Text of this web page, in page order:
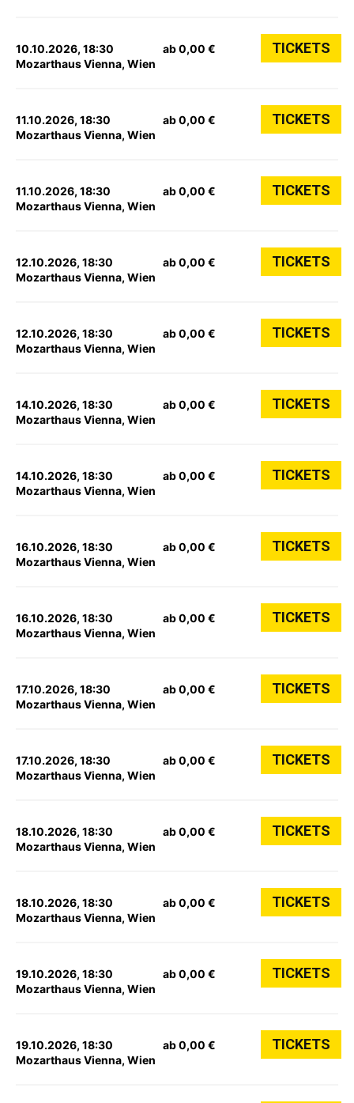
10.10.2026, 18:30
Mozarthaus Vienna, Wien
ab 0,00 € TICKETS
11.10.2026, 18:30
Mozarthaus Vienna, Wien
ab 0,00 € TICKETS
11.10.2026, 18:30
Mozarthaus Vienna, Wien
ab 0,00 € TICKETS
12.10.2026, 18:30
Mozarthaus Vienna, Wien
ab 0,00 € TICKETS
12.10.2026, 18:30
Mozarthaus Vienna, Wien
ab 0,00 € TICKETS
14.10.2026, 18:30
Mozarthaus Vienna, Wien
ab 0,00 € TICKETS
14.10.2026, 18:30
Mozarthaus Vienna, Wien
ab 0,00 € TICKETS
16.10.2026, 18:30
Mozarthaus Vienna, Wien
ab 0,00 € TICKETS
16.10.2026, 18:30
Mozarthaus Vienna, Wien
ab 0,00 € TICKETS
17.10.2026, 18:30
Mozarthaus Vienna, Wien
ab 0,00 € TICKETS
17.10.2026, 18:30
Mozarthaus Vienna, Wien
ab 0,00 € TICKETS
18.10.2026, 18:30
Mozarthaus Vienna, Wien
ab 0,00 € TICKETS
18.10.2026, 18:30
Mozarthaus Vienna, Wien
ab 0,00 € TICKETS
19.10.2026, 18:30
Mozarthaus Vienna, Wien
ab 0,00 € TICKETS
19.10.2026, 18:30
Mozarthaus Vienna, Wien
ab 0,00 € TICKETS